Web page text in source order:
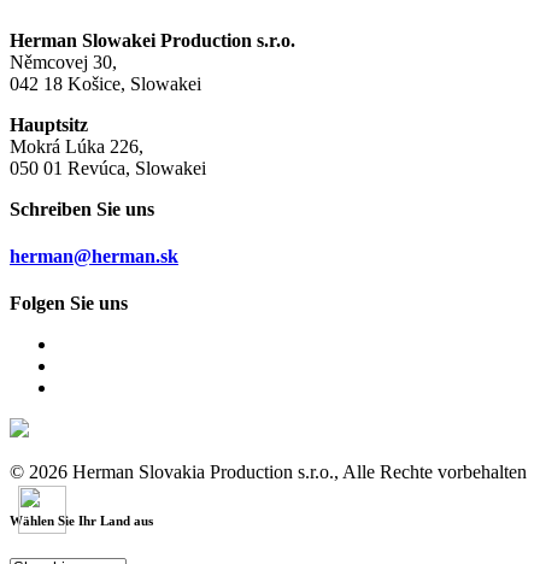
Herman Slowakei Production s.r.o.
Němcovej 30,
042 18 Košice, Slowakei
Hauptsitz
Mokrá Lúka 226,
050 01 Revúca, Slowakei
Schreiben Sie uns
herman@herman.sk
Folgen Sie uns
© 2026 Herman Slovakia Production s.r.o., Alle Rechte vorbehalten
Wählen Sie Ihr Land aus